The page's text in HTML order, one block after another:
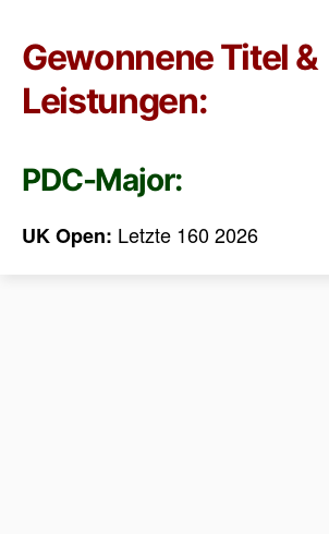
Gewonnene Titel &
Leistungen:
PDC-Major:
UK Open: Letzte 160 2026